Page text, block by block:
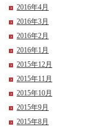
2016年4月
2016年3月
2016年2月
2016年1月
2015年12月
2015年11月
2015年10月
2015年9月
2015年8月